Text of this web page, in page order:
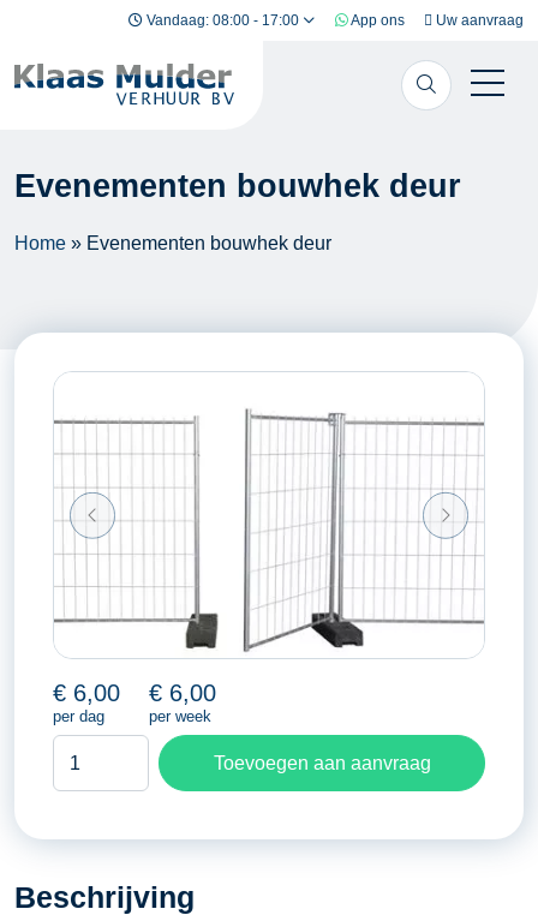
Ga naar inhoud Vandaag: 08:00 - 17:00 App ons Uw aanvraag
Evenementen bouwhek deur
Home » Evenementen bouwhek deur
€ 6,00
per dag
€ 6,00
per week
Evenementen
aantal
Toevoegen aan aanvraag
Beschrijving